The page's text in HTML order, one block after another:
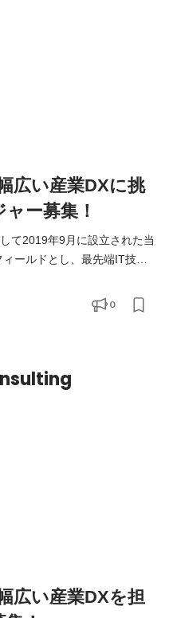
広い産業DXに挑
ー募集！
て2019年9月に設立された当
ールドとし、最先端IT技術
ただける方を募集しており
0
広い産業DXを担